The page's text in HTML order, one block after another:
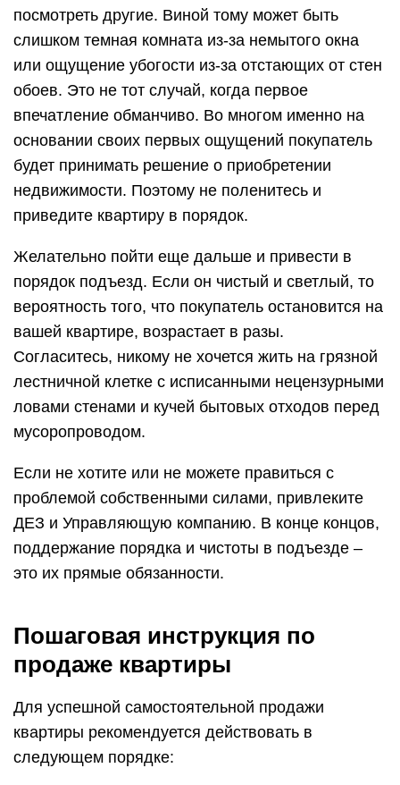
посмотреть другие. Виной тому может быть
слишком темная комната из-за немытого окна
или ощущение убогости из-за отстающих от стен
обоев. Это не тот случай, когда первое
впечатление обманчиво. Во многом именно на
основании своих первых ощущений покупатель
будет принимать решение о приобретении
недвижимости. Поэтому не поленитесь и
приведите квартиру в порядок.
Желательно пойти еще дальше и привести в
порядок подъезд. Если он чистый и светлый, то
вероятность того, что покупатель остановится на
вашей квартире, возрастает в разы.
Согласитесь, никому не хочется жить на грязной
лестничной клетке с исписанными нецензурными
ловами стенами и кучей бытовых отходов перед
мусоропроводом.
Если не хотите или не можете правиться с
проблемой собственными силами, привлеките
ДЕЗ и Управляющую компанию. В конце концов,
поддержание порядка и чистоты в подъезде –
это их прямые обязанности.
Пошаговая инструкция по
продаже квартиры
Для успешной самостоятельной продажи
квартиры рекомендуется действовать в
следующем порядке: